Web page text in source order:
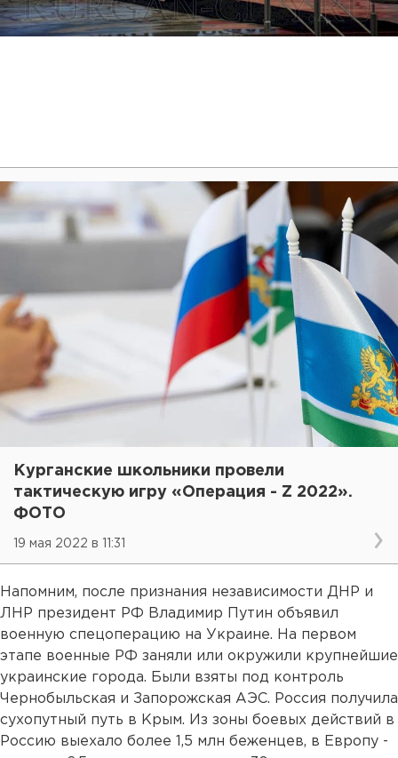
Курганские школьники провели
тактическую игру «Операция - Z 2022».
ФОТО
19 мая 2022 в 11:31
Напомним, после признания независимости ДНР и
ЛНР президент РФ Владимир Путин объявил
военную спецоперацию на Украине. На первом
этапе военные РФ заняли или окружили крупнейшие
украинские города. Были взяты под контроль
Чернобыльская и Запорожская АЭС. Россия получила
сухопутный путь в Крым. Из зоны боевых действий в
Россию выехало более 1,5 млн беженцев, в Европу -